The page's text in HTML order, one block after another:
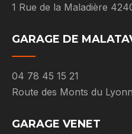
1 Rue de la Maladière
GARAGE DE
04 78 45 15 21
Route des Monts du
GARAGE VENET